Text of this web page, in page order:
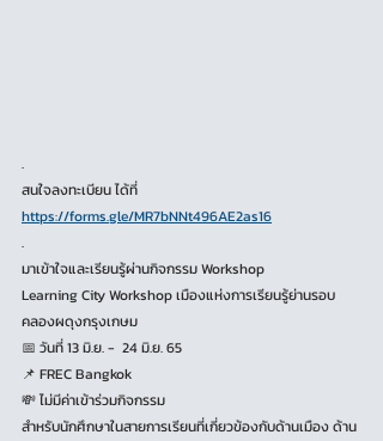
.
สนใจลงทะเบียน ได้ที่
https://forms.gle/MR7bNNt496AE2as16
.
มาเข้าใจและเรียนรู้ผ่านกิจกรรม Workshop
Learning City Workshop เมืองแห่งการเรียนรู้ย่านรอบ
คลองผดุงกรุงเกษม
📅 วันที่ 13 มิ.ย. -  24 มิ.ย. 65
📌 FREC Bangkok
💸 ไม่มีค่าเข้าร่วมกิจกรรม
สำหรับนักศึกษาในสายการเรียนที่เกี่ยวข้องกับด้านเมือง ด้าน